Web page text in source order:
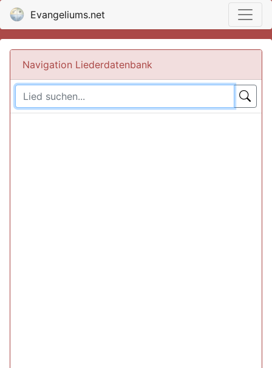
Evangeliums.net
Navigation Liederdatenbank